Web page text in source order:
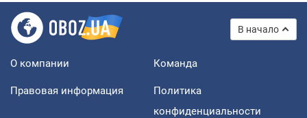
В начало
О компании Команда
Правовая информация
Политика
конфиденциальности